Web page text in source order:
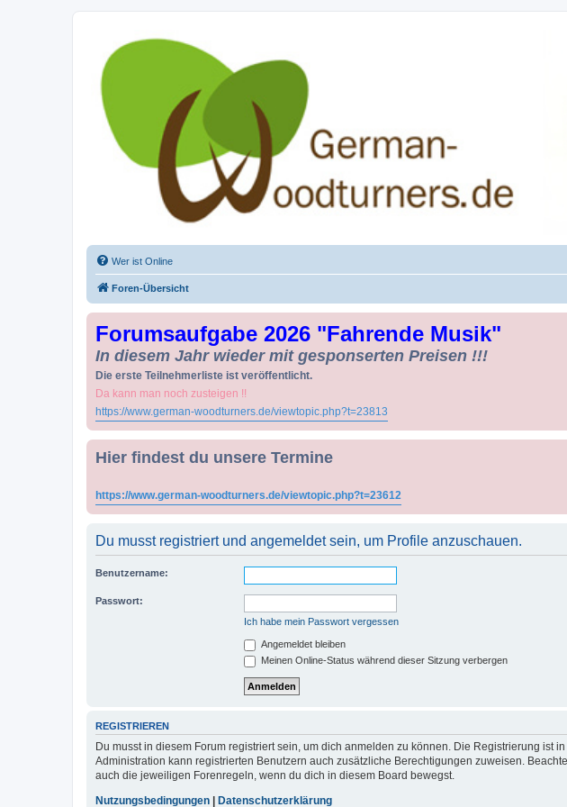
Drechseln und Kunsthandwerk - German-Woodturners
Der Treffpunkt für Drechsler und Freunde des Kunsthandwerks
Wer ist Online
Foren-Übersicht
Forumsaufgabe 2026 "Fahrende Musik"
In diesem Jahr wieder mit gesponserten Preisen !!!
Die erste Teilnehmerliste ist veröffentlicht.
Da kann man noch zusteigen !!
https://www.german-woodturners.de/viewtopic.php?t=23813
Hier findest du unsere Termine
https://www.german-woodturners.de/viewtopic.php?t=23612
Du musst registriert und angemeldet sein, um Profile anzuschauen.
Benutzername:
Passwort:
Ich habe mein Passwort vergessen
Angemeldet bleiben
Meinen Online-Status während dieser Sitzung verbergen
REGISTRIEREN
Du musst in diesem Forum registriert sein, um dich anmelden zu können. Die Registrierung
Administration kann registrierten Benutzern auch zusätzliche Berechtigungen zuweisen.
auch die jeweiligen Forenregeln, wenn du dich in diesem Board bewegst.
Nutzungsbedingungen
Datenschutzerklärung